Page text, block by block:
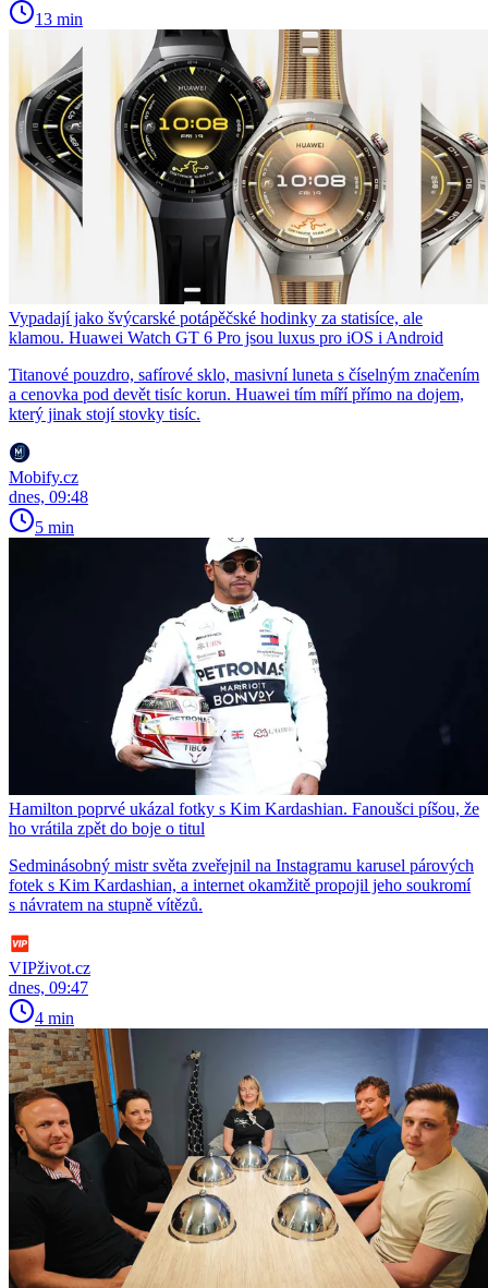
13 min
Vypadají jako švýcarské potápěčské hodinky za statisíce, ale
klamou. Huawei Watch GT 6 Pro jsou luxus pro iOS i Android
Titanové pouzdro, safírové sklo, masivní luneta s číselným značením
a cenovka pod devět tisíc korun. Huawei tím míří přímo na dojem,
který jinak stojí stovky tisíc.
Mobify.cz
dnes, 09:48
5 min
Hamilton poprvé ukázal fotky s Kim Kardashian. Fanoušci píšou, že
ho vrátila zpět do boje o titul
Sedminásobný mistr světa zveřejnil na Instagramu karusel párových
fotek s Kim Kardashian, a internet okamžitě propojil jeho soukromí
s návratem na stupně vítězů.
VIPživot.cz
dnes, 09:47
4 min